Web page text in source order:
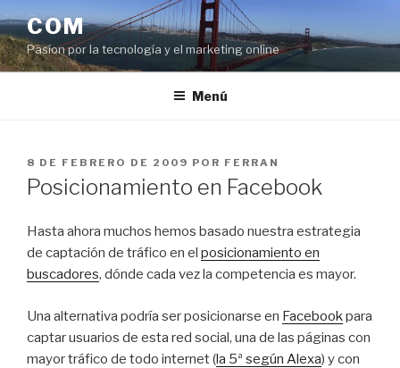
al
contenido
COM
Pasíon por la tecnología y el marketing online
Menú
PUBLICADO
EL
8 DE FEBRERO DE 2009 POR FERRAN
Posicionamiento en Facebook
Hasta ahora muchos hemos basado nuestra estrategia
de captación de tráfico en el posicionamiento en
buscadores, dónde cada vez la competencia es mayor.
Una alternativa podría ser posicionarse en Facebookpara
captar usuarios de esta red social, una de las páginas con
mayor tráfico de todo internet (la 5ª según Alexa) y con